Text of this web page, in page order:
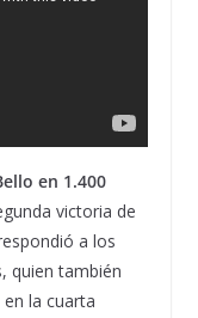
en 1.400
victoria de
a los
quien también
la cuarta